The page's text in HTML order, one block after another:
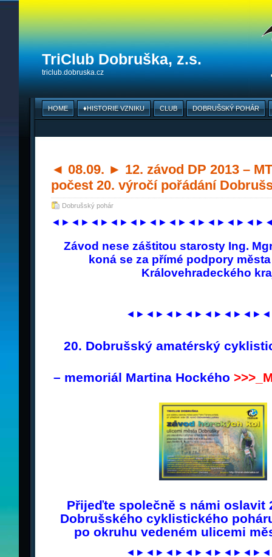
TriClub Dobruška, z.s.
triclub.dobruska.cz
HOME ♦HISTORIE VZNIKU CLUB DOBRUŠSKÝ POHÁR
◄ 08.09. ► 12. závod DP 2013 –
počest 20. výročí pořádání
Dobrušský pohár
Závod nese záštitou starosty Ing. Mgr
koná se za přímé podpory
Královehradeckého
20. Dobrušský amatérský
– memoriál Martina Hockého >>>
Přijeďte společně s námi oslavit
Dobrušského cyklistického
po okruhu vedeném ulicemi